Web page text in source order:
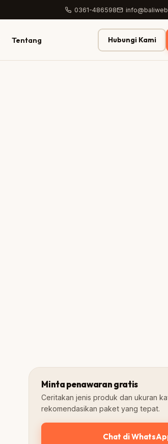
0361-486598
Tentang Hubungi Kami
Minta penawaran gratis
Ceritakan jenis produk dan ukuran
rekomendasikan paket yang tepat.
Chat di